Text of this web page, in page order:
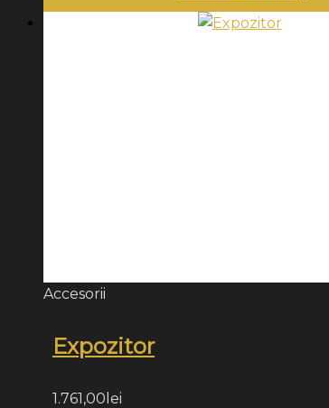
Accesorii
Expozitor
1.761,00 lei